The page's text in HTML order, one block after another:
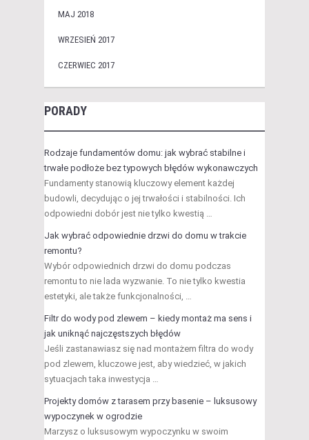
MAJ 2018
WRZESIEŃ 2017
CZERWIEC 2017
PORADY
Rodzaje fundamentów domu: jak wybrać stabilne i
trwałe podłoże bez typowych błędów wykonawczych
Fundamenty stanowią kluczowy element każdej
budowli, decydując o jej trwałości i stabilności. Ich
odpowiedni dobór jest nie tylko kwestią …
Jak wybrać odpowiednie drzwi do domu w trakcie
remontu?
Wybór odpowiednich drzwi do domu podczas
remontu to nie lada wyzwanie. To nie tylko kwestia
estetyki, ale także funkcjonalności, …
Filtr do wody pod zlewem – kiedy montaż ma sens i
jak uniknąć najczęstszych błędów
Jeśli zastanawiasz się nad montażem filtra do wody
pod zlewem, kluczowe jest, aby wiedzieć, w jakich
sytuacjach taka inwestycja …
Projekty domów z tarasem przy basenie – luksusowy
wypoczynek w ogrodzie
Marzysz o luksusowym wypoczynku w swoim